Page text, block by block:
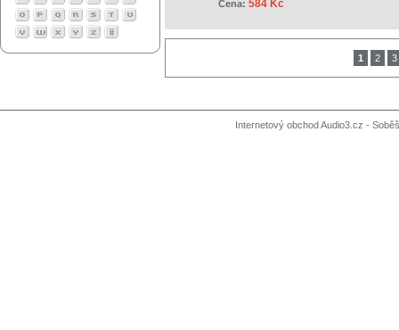
Cena: 584 Kč
1 2 3
Internetový obchod Audio3.cz -